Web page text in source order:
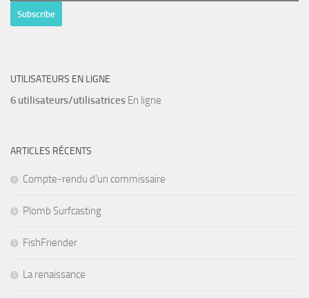
UTILISATEURS EN LIGNE
6 utilisateurs/utilisatrices En ligne
ARTICLES RÉCENTS
Compte-rendu d’un commissaire
Plomb Surfcasting
FishFriender
La renaissance